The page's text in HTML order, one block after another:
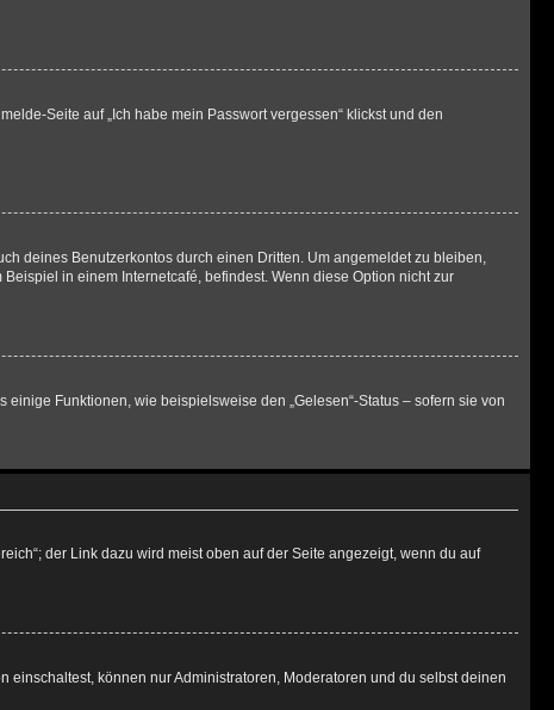
Seite auf „Ich habe mein Passwort vergessen“ klickst und den
deines Benutzerkontos durch einen Dritten. Um angemeldet zu bleiben,
in einem Internetcafé, befindest. Wenn diese Option nicht zur
Funktionen, wie beispielsweise den „Gelesen“-Status – sofern sie von
der Link dazu wird meist oben auf der Seite angezeigt, wenn du auf
einschaltest, können nur Administratoren, Moderatoren und du selbst deinen